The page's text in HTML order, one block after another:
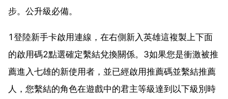
步。公升級必備。
1登陸新手卡啟用連線，在右側新入英雄這複製上下面
的啟用碼2點選確定繫結兌換關係。3如果您是衝激被推
薦進入七雄的新使用者，並已經啟用推薦碼並繫結推薦
人，您繫結的角色在遊戲中的君主等級達到以下級別時